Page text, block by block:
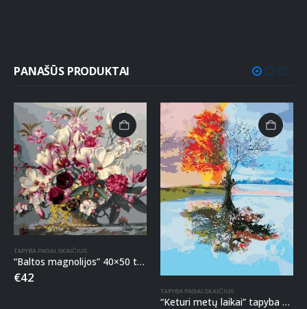
PANAŠŪS PRODUKTAI
TAPYBA PAGAL SKAIČIUS
“Baltos magnolijos” 40×50 tapyba pagal skaičius
€42
TAPYBA PAGAL SKAIČIUS
“Keturi metų laikai” tapyba pagal skaičius